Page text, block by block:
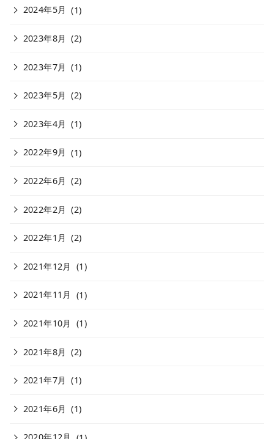
2024年5月 (1)
2023年8月 (2)
2023年7月 (1)
2023年5月 (2)
2023年4月 (1)
2022年9月 (1)
2022年6月 (2)
2022年2月 (2)
2022年1月 (2)
2021年12月 (1)
2021年11月 (1)
2021年10月 (1)
2021年8月 (2)
2021年7月 (1)
2021年6月 (1)